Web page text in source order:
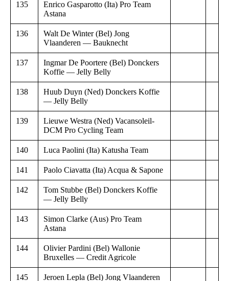
135
Enrico Gasparotto (Ita) Pro Team
Astana
136
Walt De Winter (Bel) Jong
Vlaanderen — Bauknecht
137
Ingmar De Poortere (Bel) Donckers
Koffie — Jelly Belly
138
Huub Duyn (Ned) Donckers Koffie
— Jelly Belly
139
Lieuwe Westra (Ned) Vacansoleil-
DCM Pro Cycling Team
140 Luca Paolini (Ita) Katusha Team
141 Paolo Ciavatta (Ita) Acqua & Sapone
142
Tom Stubbe (Bel) Donckers Koffie
— Jelly Belly
143
Simon Clarke (Aus) Pro Team
Astana
144
Olivier Pardini (Bel) Wallonie
Bruxelles — Credit Agricole
145
Jeroen Lepla (Bel) Jong Vlaanderen